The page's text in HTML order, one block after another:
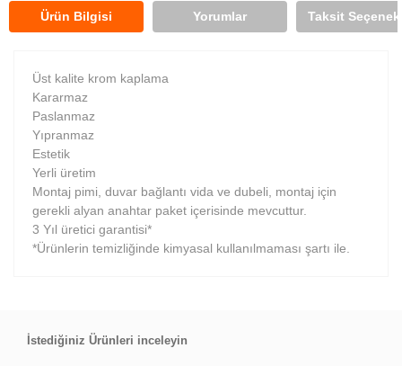
Ürün Bilgisi Yorumlar Taksit
Üst kalite krom kaplama
Kararmaz
Paslanmaz
Yıpranmaz
Estetik
Yerli üretim
Montaj pimi, duvar bağlantı vida ve dubeli, montaj için
gerekli alyan anahtar paket içerisinde mevcuttur.
3 Yıl üretici garantisi*
*Ürünlerin temizliğinde kimyasal kullanılmaması şartı ile.
İstediğiniz Ürünleri inceleyin